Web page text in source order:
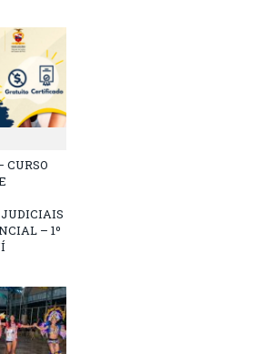
CURSO
– 1º